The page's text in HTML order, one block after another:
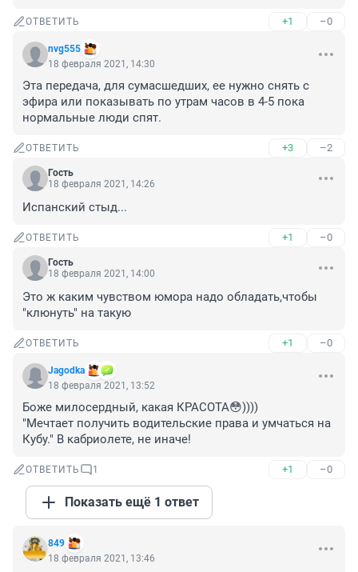
ОТВЕТИТЬ +1 –0
nvg555
18 февраля 2021, 14:30
Эта передача, для сумасшедших, ее нужно снять с
эфира или показывать по утрам часов в 4-5 пока
нормальные люди спят.
ОТВЕТИТЬ +3 –2
Гость
18 февраля 2021, 14:26
Испанский стыд...
ОТВЕТИТЬ +1 –0
Гость
18 февраля 2021, 14:00
Это ж каким чувством юмора надо обладать,чтобы
"клюнуть" на такую
ОТВЕТИТЬ +1 –0
Jagodka
18 февраля 2021, 13:52
Боже милосердный, какая КРАСОТА😳))))
"Мечтает получить водительские права и умчаться на
Кубу." В кабриолете, не иначе!
ОТВЕТИТЬ 1 +1 –0
Показать ещё 1 ответ
849
18 февраля 2021, 13:46